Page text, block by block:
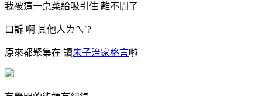
我被這一桌菜給吸引住 離不開了
口訴 啊 其他人ㄌㄟ˙?
原來都聚集在 讀朱子治家格言啦